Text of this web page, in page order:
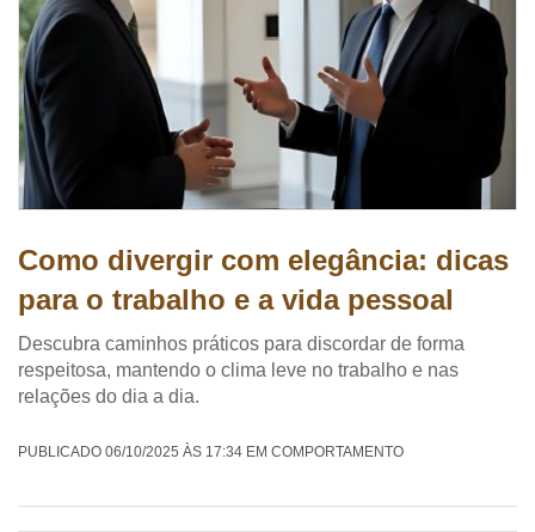
Como divergir com elegância: dicas
para o trabalho e a vida pessoal
Descubra caminhos práticos para discordar de forma
respeitosa, mantendo o clima leve no trabalho e nas
relações do dia a dia.
PUBLICADO 06/10/2025 ÀS 17:34 EM COMPORTAMENTO